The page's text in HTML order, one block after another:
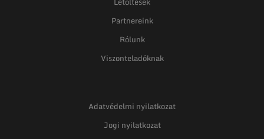
Partnereink
Rólunk
Viszonteladóknak
Adatvédelmi nyilatkozat
Jogi nyilatkozat